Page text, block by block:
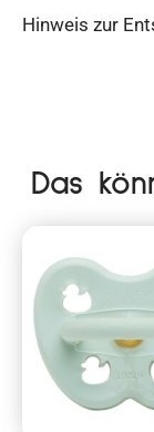
Hinweis zur
Das